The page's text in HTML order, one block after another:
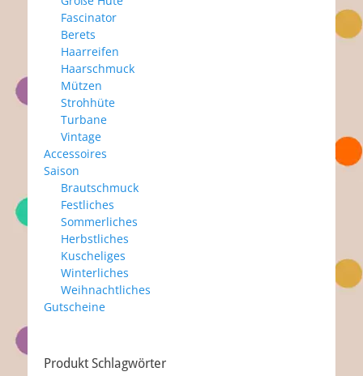
Fascinator
Berets
Haarreifen
Haarschmuck
Mützen
Strohhüte
Turbane
Vintage
Accessoires
Saison
Brautschmuck
Festliches
Sommerliches
Herbstliches
Kuscheliges
Winterliches
Weihnachtliches
Gutscheine
Produkt Schlagwörter